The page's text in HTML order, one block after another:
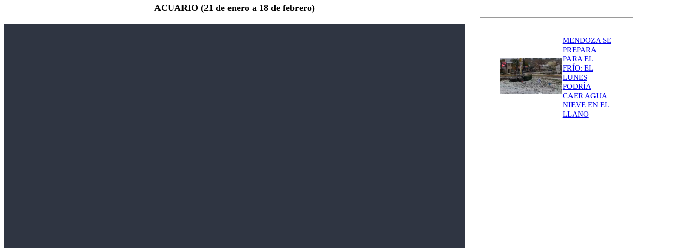
ACUARIO (21 de enero a 18 de febrero)
MENDOZA SE
PREPARA
PARA EL
FRÍO: EL
LUNES
PODRÍA
CAER AGUA
NIEVE EN EL
LLANO